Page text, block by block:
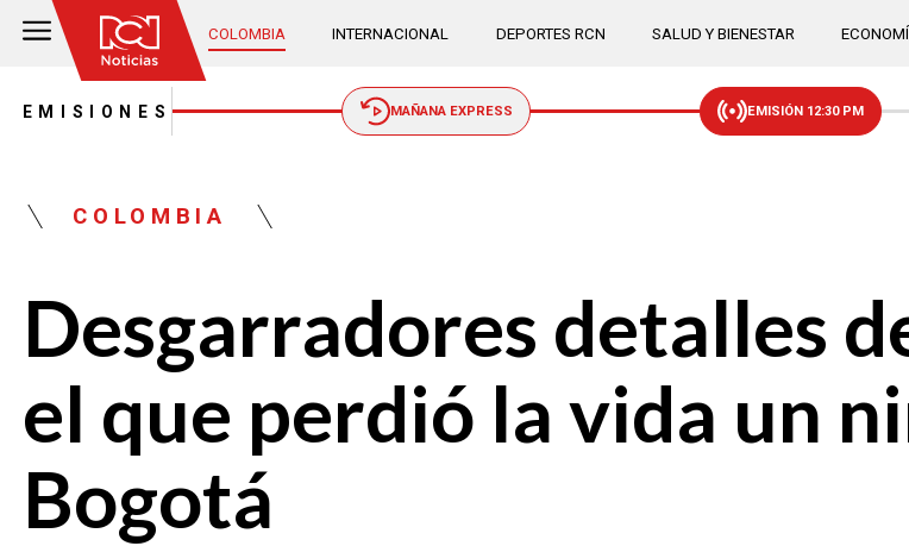
COLOMBIA INTERNACIONAL DEPORTES RCN SALUD Y BIENESTAR
EMISIONES MAÑANA EXPRESS EMISIÓN 12:30 PM
COLOMBIA
Desgarradores detalles
el que perdió la vida un
Bogotá